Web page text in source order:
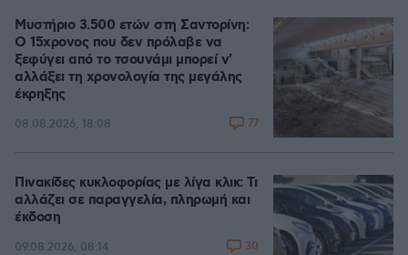
Μυστήριο 3.500 ετών στη Σαντορίνη:
Ο 15χρονος που δεν πρόλαβε να
ξεφύγει από το τσουνάμι μπορεί ν'
αλλάξει τη χρονολογία της μεγάλης
έκρηξης
08.08.2026, 18:08 77
Πινακίδες κυκλοφορίας με λίγα κλικ: Τι
αλλάζει σε παραγγελία, πληρωμή και
έκδοση
09.08.2026, 08:14 30